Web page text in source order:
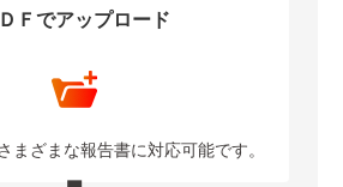
Ｆでアップロード
まざまな報告書に対応可能です。